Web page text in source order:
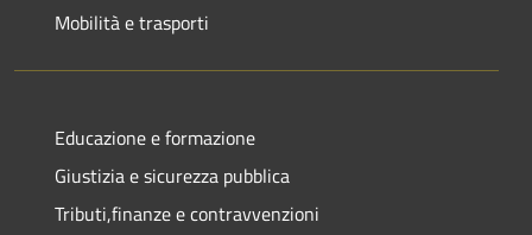
Mobilità e trasporti
Educazione e formazione
Giustizia e sicurezza pubblica
Tributi,finanze e contravvenzioni